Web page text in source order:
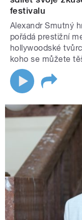
festivalu
Alexandr Smutný
pořádá prestižní
hollywoodské
koho se můžete